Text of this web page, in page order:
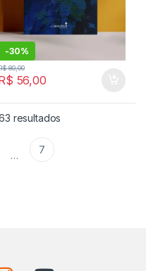
-30%
56,00
80,00
resultados
… 7